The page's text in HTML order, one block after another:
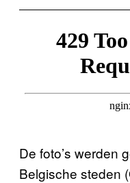
De foto’s werden
Belgische steden